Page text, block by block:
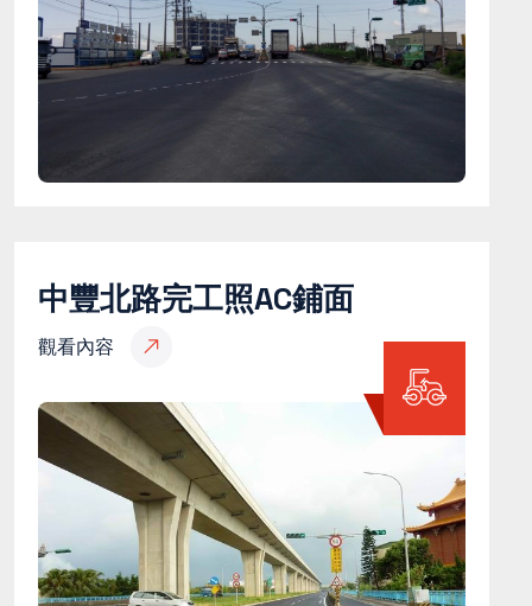
中豐北路完工照AC鋪面
觀看內容